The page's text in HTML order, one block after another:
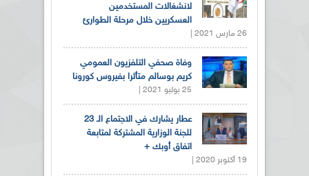
لانشغالات المستخدمين
العسكريين خلال مرحلة الطوارئ
26 مارس 2021 |
وفاة صحفي التلفزيون العمومي
كريم بوسالم متأثرا بفيروس كورونا
25 يوليو 2021 |
عطار يشارك في الاجتماع الـ 23
للجنة الوزارية المشتركة لمتابعة
اتفاق أوبك +
19 أكتوبر 2020 |